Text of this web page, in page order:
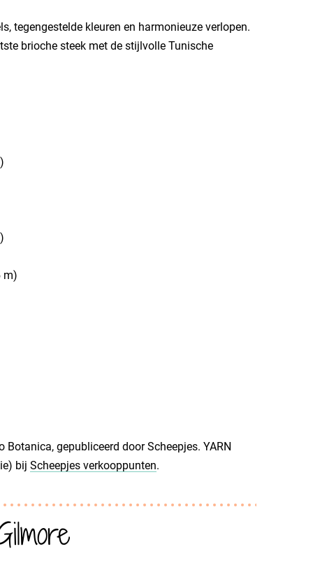
tegengestelde kleuren en harmonieuze verlopen.
brioche steek met de stijlvolle Tunische
m)
gepubliceerd door Scheepjes. YARN
bij Scheepjes verkooppunten.